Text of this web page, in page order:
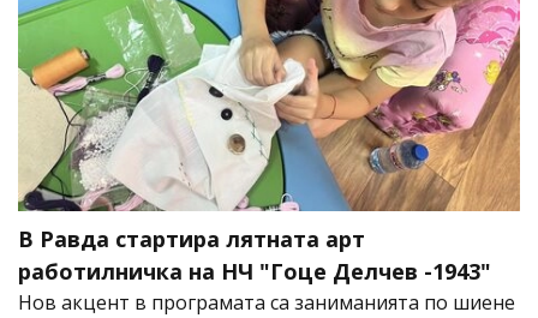
В Равда стартира лятната арт
работилничка на НЧ "Гоце Делчев -1943"
Нов акцент в програмата са заниманията по шиене